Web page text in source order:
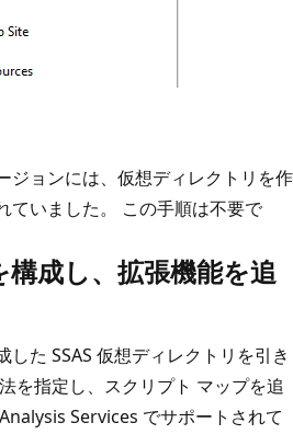
ジョンには、仮想ディレクトリを作
ていました。 この手順は不要で
成し、拡張機能を追
た SSAS 仮想ディレクトリを引き
を指定し、スクリプト マップを追
Services でサポートされて